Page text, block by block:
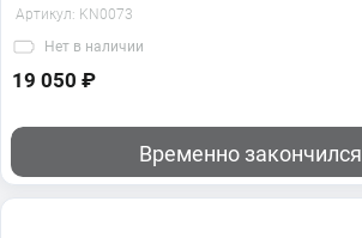
Артикул: KN0073
Нет в наличии
19 050 ₽
Временно закончился